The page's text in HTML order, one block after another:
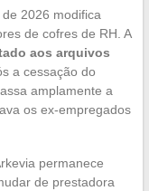
2026 modifica
de cofres de RH. A
aos arquivos
a cessação do
amplamente a
os ex-empregados
permanece
de prestadora